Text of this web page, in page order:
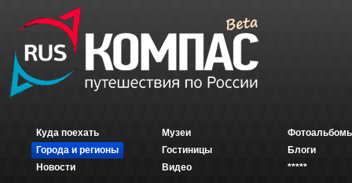
Куда поехать
Города и регионы
Новости
Музеи
Гостиницы
Видео
Блоги
*****